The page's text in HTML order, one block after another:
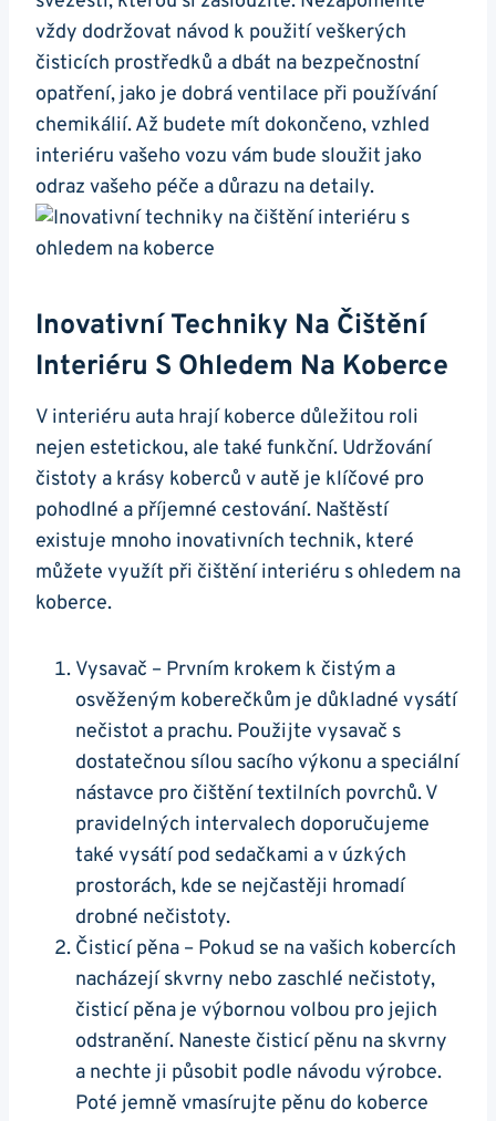
vždy ​dodržovat návod⁤ k⁤ použití veškerých
čisticích prostředků a dbát⁤ na bezpečnostní
opatření, jako⁢ je dobrá ventilace při používání‍
chemikálií. Až budete mít dokončeno, vzhled
interiéru vašeho vozu vám bude sloužit jako⁤
odraz vašeho péče ⁣a ⁣důrazu na detaily.
Inovativní Techniky Na ​čištění
⁢interiéru S Ohledem Na Koberce
V⁤ interiéru auta ‍hrají koberce důležitou ⁤roli
nejen estetickou, ale také funkční. Udržování​
čistoty a krásy koberců ⁢v autě ⁢je‌ klíčové pro ​
pohodlné‌ a ​příjemné cestování. ‍Naštěstí
existuje mnoho inovativních technik,⁢ které
můžete využít při čištění interiéru⁤ s ohledem‍ na
‌koberce.
Vysavač – Prvním krokem k ⁢čistým a
osvěženým koberečkům je⁤ důkladné vysátí
nečistot ⁣a prachu.‌ Použijte vysavač ⁢s
dostatečnou sílou⁣ sacího⁢ výkonu a speciální
nástavce pro čištění textilních povrchů. V
pravidelných intervalech ‌doporučujeme
také vysátí pod sedačkami ⁤a v úzkých
prostorách, kde‌ se nejčastěji hromadí‍
drobné nečistoty.
Čisticí pěna – Pokud se‌ na vašich kobercích​
nacházejí skvrny nebo zaschlé​ nečistoty,
čisticí pěna je⁤ výbornou volbou pro jejich
odstranění.⁢ Naneste čisticí pěnu na skvrny
a ​nechte ji působit podle⁢ návodu ⁤výrobce.
‍Poté jemně vmasírujte pěnu do⁣ koberce